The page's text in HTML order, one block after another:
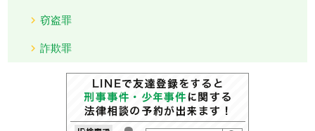
窃盗罪
詐欺罪